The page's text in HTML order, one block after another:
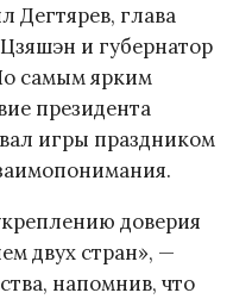
Дегтярев, глава
и губернатор
самым ярким
президента
игры праздником
доверия
двух стран», —
напомнив, что